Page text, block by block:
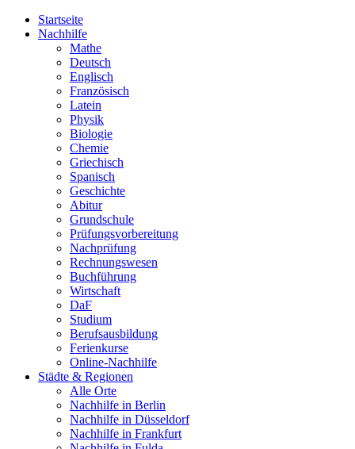
Startseite
Nachhilfe
Mathe
Deutsch
Englisch
Französisch
Latein
Physik
Biologie
Chemie
Griechisch
Spanisch
Geschichte
Abitur
Grundschule
Prüfungsvorbereitung
Nachprüfung
Rechnungswesen
Buchführung
Wirtschaft
DaF
Studium
Berufsausbildung
Ferienkurse
Online-Nachhilfe
Städte & Regionen
Alle Orte
Nachhilfe in Berlin
Nachhilfe in Düsseldorf
Nachhilfe in Frankfurt